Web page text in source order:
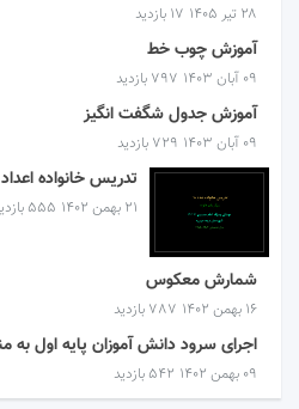
۲۸ تیر ۱۴۰۵ 17 بازدید
آموزش چوب خط
۰۹ آبان ۱۴۰۳ 797 بازدید
آموزش جدول شگفت انگیز
۰۹ آبان ۱۴۰۳ 729 بازدید
تدریس خانواده اعداد 10
۲۱ بهمن ۱۴۰۲ 555 بازدید
شمارش معکوس
۱۶ بهمن ۱۴۰۲ 787 بازدید
اجرای سرود دانش آموزان پایه اول به
۰۹ بهمن ۱۴۰۲ 542 بازدید